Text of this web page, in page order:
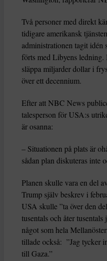
Två personer med direkt
tidigare amerikansk
administrationen tagit idén
förts med Libyens
släppa miljarder dollar i
över ett decennium.
Efter att NBC News
talesperson för USA:s
är osanna:
– Situationen på plats är
sådan plan diskuteras inte
Planen skulle vara en del
Trump själv beskrev i
USA skulle ”ta över den
tusentals och åter
något som hela
tillade också: ”Jag tycker
till Gaza.”